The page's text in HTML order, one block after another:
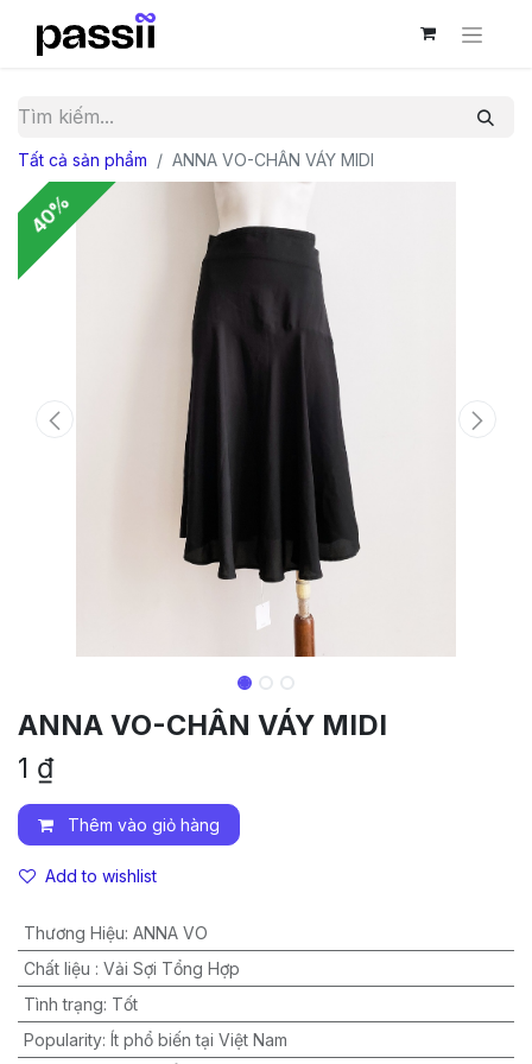
Tất cả sản phẩm ANNA VO-CHÂN VÁY MIDI
40%
ANNA VO-CHÂN VÁY MIDI
1 ₫
Thêm vào giỏ hàng
Add to wishlist
Thương Hiệu: ANNA VO
Chất liệu : Vải Sợi Tổng Hợp
Tình trạng: Tốt
Popularity: Ít phổ biến tại Việt Nam